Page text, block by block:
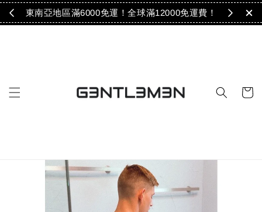
！ 東南亞地區滿6000免運！全球滿12000免運費！